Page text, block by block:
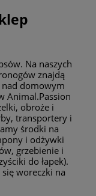
Na naszych
znajdą
domowym
Animal.Passion
obroże i
transportery i
środki na
i odżywki
grzebienie i
do łapek).
woreczki na